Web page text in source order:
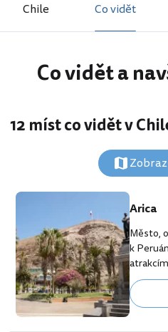
Chile Co vidět
Co vidět a
12 míst co vidět v
Arica
Město,
k
San